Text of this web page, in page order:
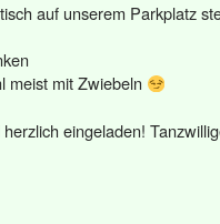
auf unserem Parkplatz
meist mit Zwiebeln
eingeladen!